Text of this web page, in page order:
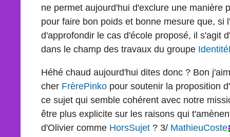
ne permet aujourd'hui d'exclure une manière
pour faire bon poids et bonne mesure que, si
d'approfondir le cas d'école proposé, il s'agit
dans le champ des travaux du groupe
Héhé chaud aujourd'hui dites donc ? Bon
cher FrèrePinko pour soutenir la proposition d'
ce sujet qui semble cohérent avec notre
être plus explicite sur les raisons qui
d'Olivier comme HorsSujet ? 3/ MathieuCoste